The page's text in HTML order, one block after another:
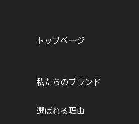
トップページ
私たちのブランド
選ばれる理由